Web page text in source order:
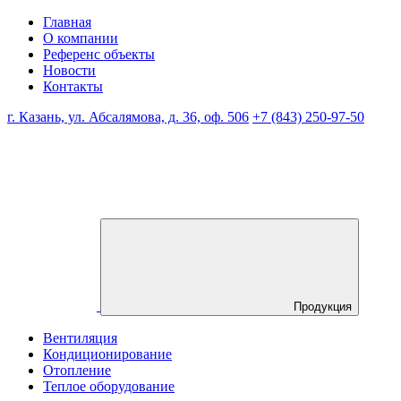
Главная
О компании
Референс объекты
Новости
Контакты
г. Казань, ул. Абсалямова, д. 36, оф. 506 +7 (843) 250-97-50
Продукция
Вентиляция
Кондиционирование
Отопление
Теплое оборудование